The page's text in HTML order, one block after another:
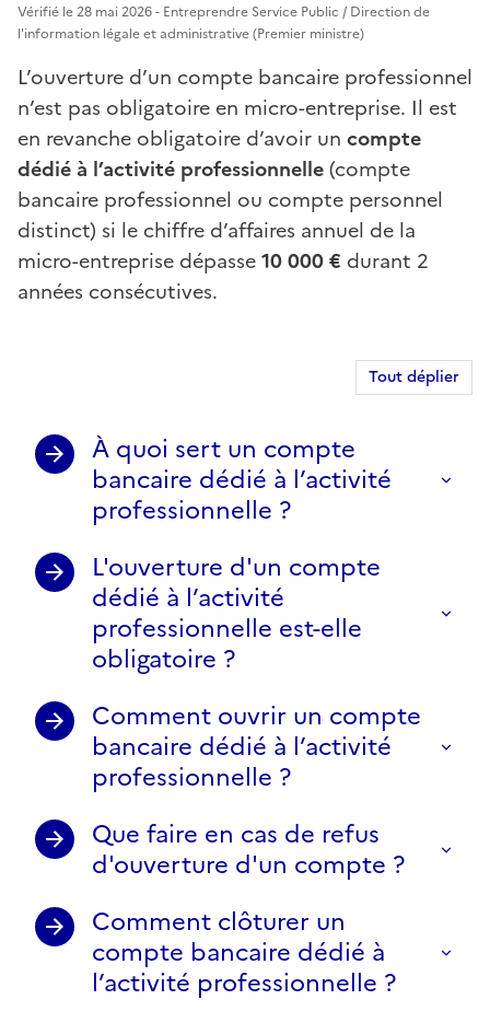
Vérifié le 28 mai 2026 - Entreprendre Service Public / Direction de
l'information légale et administrative (Premier ministre)
L’ouverture d’un compte bancaire professionnel
n’est pas obligatoire en micro-entreprise. Il est
en revanche obligatoire d’avoir un compte
dédié à l’activité professionnelle(compte
bancaire professionnel ou compte personnel
distinct) si le chiffre d’affaires annuel de la
micro-entreprise dépasse10 000 € durant 2
années consécutives.
Tout déplier
À quoi sert un compte
bancaire dédié à l’activité
professionnelle ?
L'ouverture d'un compte
dédié à l’activité
professionnelle est-elle
obligatoire ?
Comment ouvrir un compte
bancaire dédié à l’activité
professionnelle ?
Que faire en cas de refus
d'ouverture d'un compte ?
Comment clôturer un
compte bancaire dédié à
l’activité professionnelle ?